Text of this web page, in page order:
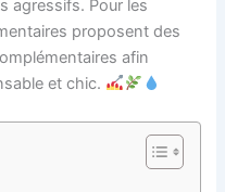
agressifs. Pour les
proposent des
afin
et chic.